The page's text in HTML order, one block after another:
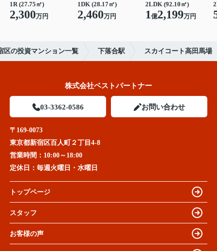
1R (27.75㎡)
2,300万円
1DK (28.17㎡)
2,460万円
2LDK (92.10㎡)
1億2,199万円
区の投資マンション一覧 下落合駅 スカイコート高田馬場
株式会社ベストパートナー
03-3362-0586 お問い合わせ
〒169-0073
東京都新宿区百人町２丁目4-8
営業時間： 10:00～18:00
定休日： 毎週火曜日・水曜日
トップページ
スタッフ
お客様の声